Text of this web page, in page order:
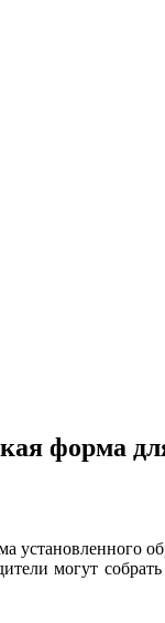
форма
установленного
могут